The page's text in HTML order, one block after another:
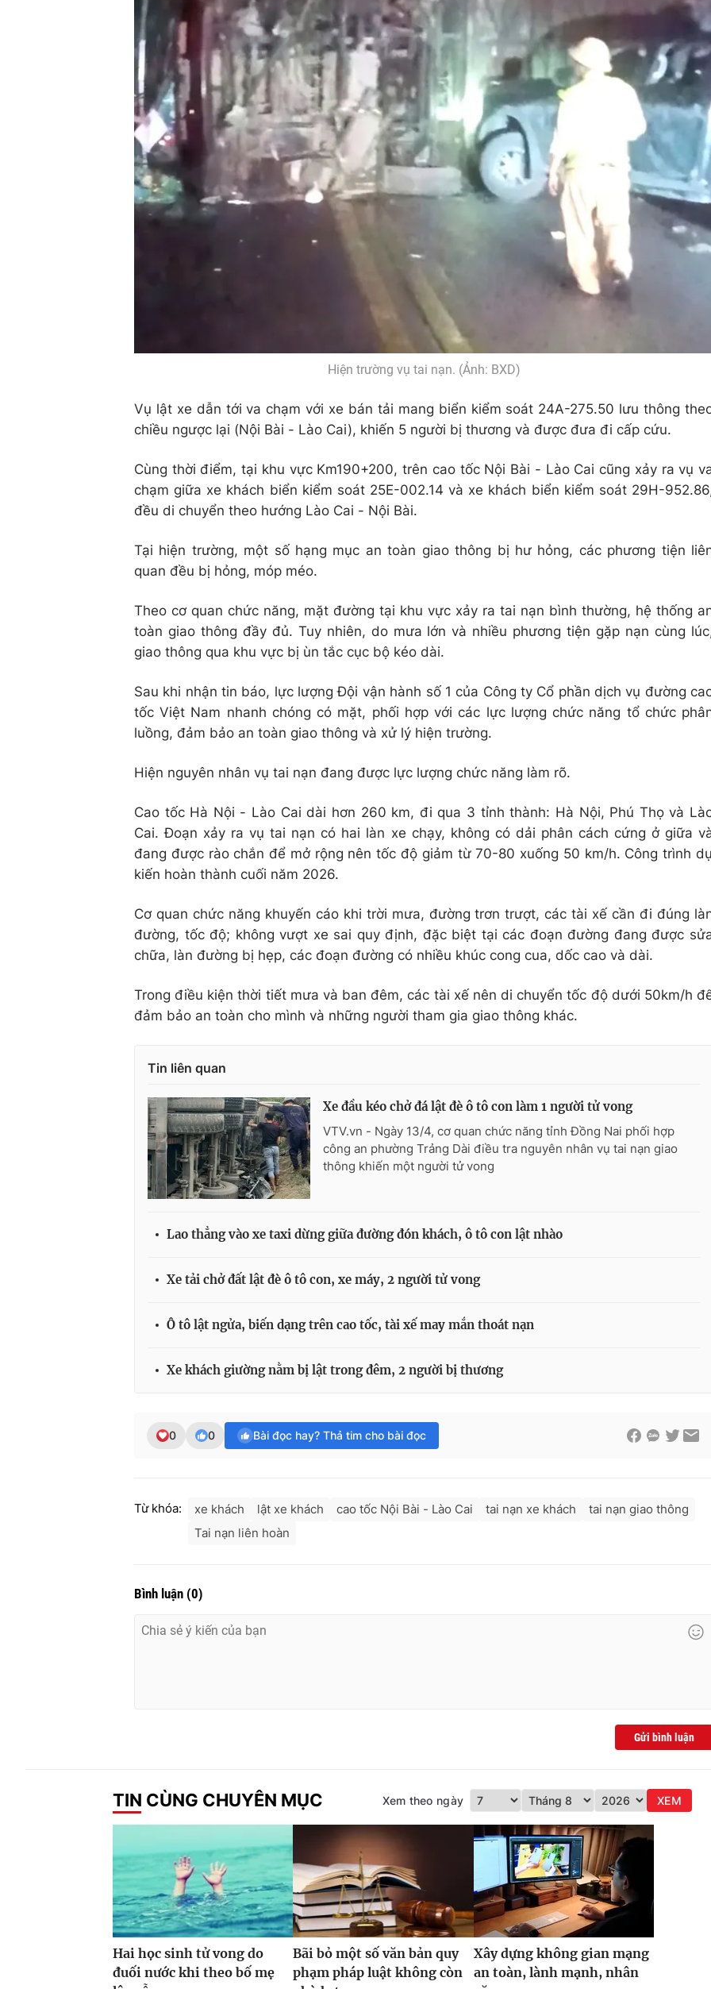
Hiện trường vụ tai nạn. (Ảnh: BXD)
Vụ lật xe dẫn tới va chạm với xe bán tải mang biển kiểm soát 24A-275.50 lưu thông
chiều ngược lại (Nội Bài - Lào Cai), khiến 5 người bị thương và được đưa đi cấp cứu.
Cùng thời điểm, tại khu vực Km190+200, trên cao tốc Nội Bài - Lào Cai cũng xảy ra vụ
chạm giữa xe khách biển kiểm soát 25E-002.14 và xe khách biển kiểm soát 29H-
đều di chuyển theo hướng Lào Cai - Nội Bài.
Tại hiện trường, một số hạng mục an toàn giao thông bị hư hỏng, các phương tiện
quan đều bị hỏng, móp méo.
Theo cơ quan chức năng, mặt đường tại khu vực xảy ra tai nạn bình thường, hệ thống
toàn giao thông đầy đủ. Tuy nhiên, do mưa lớn và nhiều phương tiện gặp nạn cùng
giao thông qua khu vực bị ùn tắc cục bộ kéo dài.
Sau khi nhận tin báo, lực lượng Đội vận hành số 1 của Công ty Cổ phần dịch vụ đường
tốc Việt Nam nhanh chóng có mặt, phối hợp với các lực lượng chức năng tổ chức
luồng, đảm bảo an toàn giao thông và xử lý hiện trường.
Hiện nguyên nhân vụ tai nạn đang được lực lượng chức năng làm rõ.
Cao tốc Hà Nội - Lào Cai dài hơn 260 km, đi qua 3 tỉnh thành: Hà Nội, Phú Thọ và
Cai. Đoạn xảy ra vụ tai nạn có hai làn xe chạy, không có dải phân cách cứng ở giữa
đang được rào chắn để mở rộng nên tốc độ giảm từ 70-80 xuống 50 km/h. Công trình
kiến hoàn thành cuối năm 2026.
Cơ quan chức năng khuyến cáo khi trời mưa, đường trơn trượt, các tài xế cần đi đúng
đường, tốc độ; không vượt xe sai quy định, đặc biệt tại các đoạn đường đang được
chữa, làn đường bị hẹp, các đoạn đường có nhiều khúc cong cua, dốc cao và dài.
Trong điều kiện thời tiết mưa và ban đêm, các tài xế nên di chuyển tốc độ dưới 50km/h
đảm bảo an toàn cho mình và những người tham gia giao thông khác.
Tin liên quan
Xe đầu kéo chở đá lật đè ô tô con làm 1 người tử vong
VTV.vn - Ngày 13/4, cơ quan chức năng tỉnh Đồng Nai phối hợp
công an phường Trảng Dài điều tra nguyên nhân vụ tai nạn giao
thông khiến một người tử vong
Lao thẳng vào xe taxi dừng giữa đường đón khách, ô tô con lật nhào
Xe tải chở đất lật đè ô tô con, xe máy, 2 người tử vong
Ô tô lật ngửa, biến dạng trên cao tốc, tài xế may mắn thoát nạn
Xe khách giường nằm bị lật trong đêm, 2 người bị thương
0 0 Bài đọc hay? Thả tim cho bài đọc
Từ khóa: xe khách lật xe khách cao tốc Nội Bài - Lào Cai tai nạn xe khách
tai nạn giao thông
Tai nạn liên hoàn
Bình luận (0)
Gửi bình luận
TIN CÙNG CHUYÊN MỤC Xem theo ngày XEM
Hai học sinh tử vong do
đuối nước khi theo bố mẹ
Bãi bỏ một số văn bản quy
phạm pháp luật không còn
Xây dựng không gian mạng
an toàn, lành mạnh, nhân